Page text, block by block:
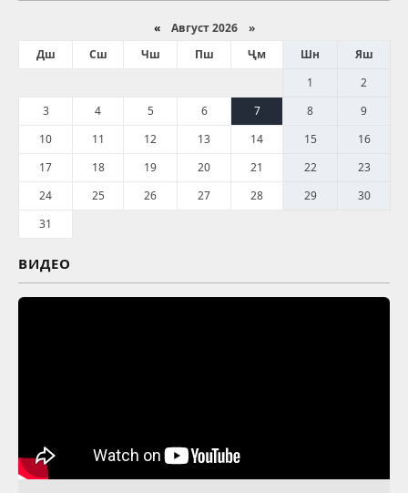
«Август 2026 »
Дш
Сш Чш Пш Ҷм Шн
Яш
1
2
3
4 5 6 7 8
9
10
11 12 13 14 15
16
17
18 19 20 21 22
23
24
25 26 27 28 29
30
31
ВИДЕО